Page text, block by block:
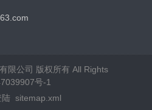
限公司 版权所有 All Rights
47039907号-1
陆 sitemap.xml